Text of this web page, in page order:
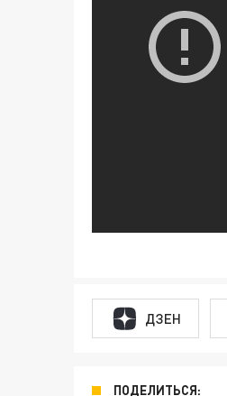
ДЗЕН
ПОДЕЛИТЬСЯ: